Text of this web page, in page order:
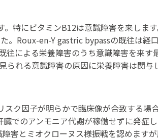
特にビタミンB12は意識障害を来しま
。Roux-en-Y gastric bypassの既往は経
による栄養障害のうち意識障害を来す
られる意識障害の原因に栄養障害は関与
ク因子が明らかで臨床像が合致する場合
でのアンモニア代謝が稼働せずに発症
害とミオクローヌス様振戦を認めます